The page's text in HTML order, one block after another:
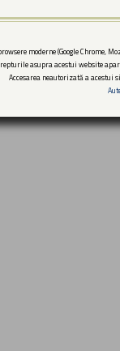
moderne (Google Chrome,
asupra acestui website
Accesarea neautorizată a acestui